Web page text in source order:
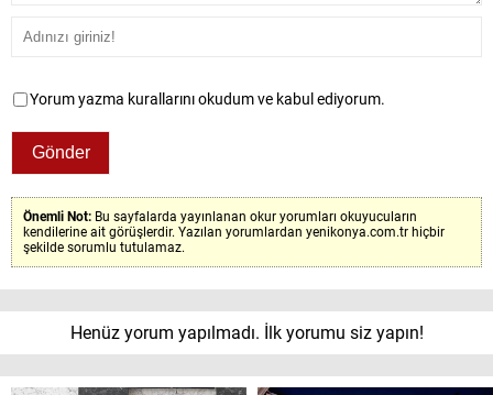
Yorum yazma kurallarını okudum ve kabul ediyorum.
Önemli Not: Bu sayfalarda yayınlanan okur yorumları okuyucuların
kendilerine ait görüşlerdir. Yazılan yorumlardan yenikonya.com.tr hiçbir
şekilde sorumlu tutulamaz.
Henüz yorum yapılmadı. İlk yorumu siz yapın!